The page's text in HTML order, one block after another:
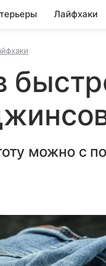
Лайфхаки
можно с